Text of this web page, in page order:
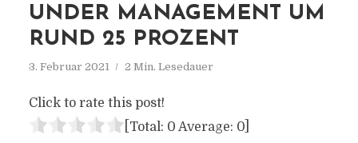
UNDER MANAGEMENT UM
RUND 25 PROZENT
3. Februar 2021 2 Min. Lesedauer
Click to rate this post!
[Total: 0 Average: 0]